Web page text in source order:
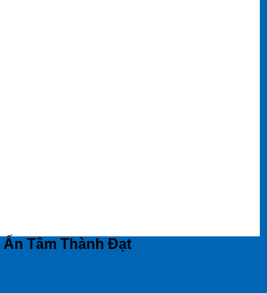
Ấn Tâm Thành Đạt